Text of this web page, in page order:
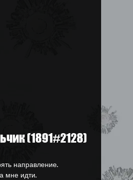
(1891#2128)
направление.
мне идти.